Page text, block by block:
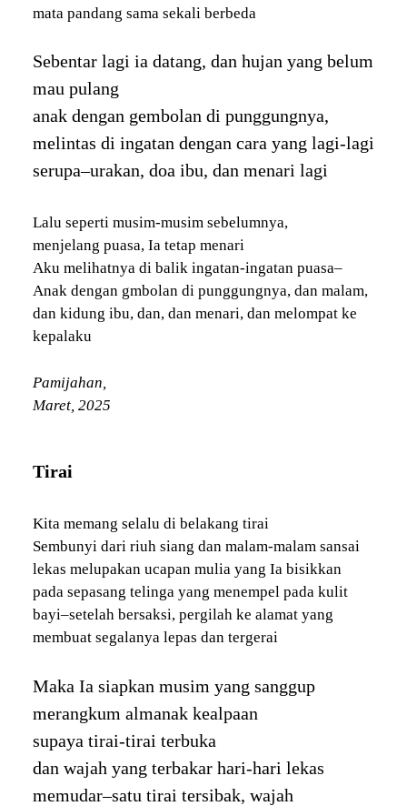
mata pandang sama sekali berbeda
Sebentar lagi ia datang, dan hujan yang belum
mau pulang
anak dengan gembolan di punggungnya,
melintas di ingatan dengan cara yang lagi-lagi
serupa–urakan, doa ibu, dan menari lagi
Lalu seperti musim-musim sebelumnya,
menjelang puasa, Ia tetap menari
Aku melihatnya di balik ingatan-ingatan puasa–
Anak dengan gmbolan di punggungnya, dan malam,
dan kidung ibu, dan, dan menari, dan melompat ke
kepalaku
Pamijahan,
Maret, 2025
Tirai
Kita memang selalu di belakang tirai
Sembunyi dari riuh siang dan malam-malam sansai
lekas melupakan ucapan mulia yang Ia bisikkan
pada sepasang telinga yang menempel pada kulit
bayi–setelah bersaksi, pergilah ke alamat yang
membuat segalanya lepas dan tergerai
Maka Ia siapkan musim yang sanggup
merangkum almanak kealpaan
supaya tirai-tirai terbuka
dan wajah yang terbakar hari-hari lekas
memudar–satu tirai tersibak, wajah